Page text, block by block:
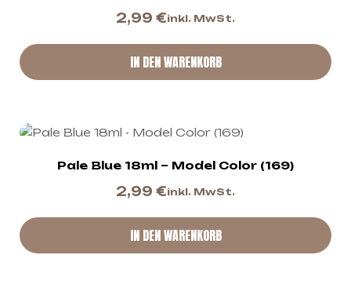
2,99 €inkl. MwSt.
IN DEN WARENKORB
Pale Blue 18ml – Model Color (169)
2,99 €inkl. MwSt.
IN DEN WARENKORB